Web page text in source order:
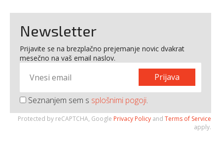
Newsletter
Prijavite se na brezplačno prejemanje novic dvakrat
mesečno na vaš email naslov.
Prijava
Seznanjem sem s splošnimi pogoji.
Protected by reCAPTCHA, Google Privacy Policy and Terms of Service
apply.